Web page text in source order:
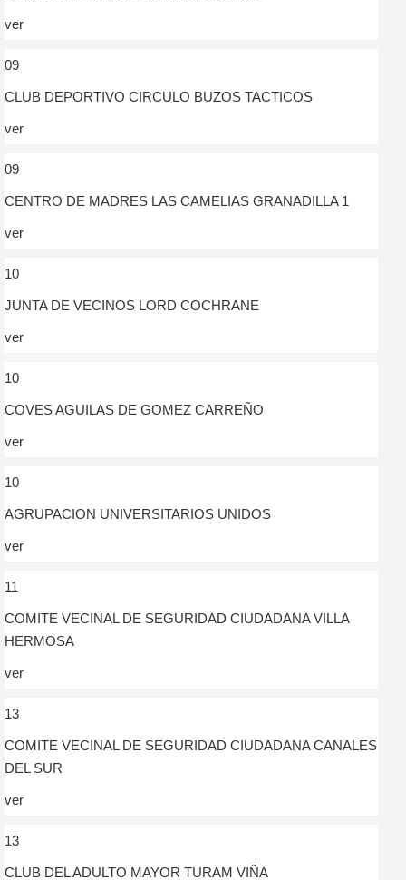
ver
09
CLUB DEPORTIVO CIRCULO BUZOS TACTICOS
ver
09
CENTRO DE MADRES LAS CAMELIAS GRANADILLA 1
ver
10
JUNTA DE VECINOS LORD COCHRANE
ver
10
COVES AGUILAS DE GOMEZ CARREÑO
ver
10
AGRUPACION UNIVERSITARIOS UNIDOS
ver
11
COMITE VECINAL DE SEGURIDAD CIUDADANA VILLA
HERMOSA
ver
13
COMITE VECINAL DE SEGURIDAD CIUDADANA CANALES
DEL SUR
ver
13
CLUB DEL ADULTO MAYOR TURAM VIÑA